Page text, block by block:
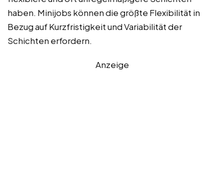
haben. Minijobs können die größte Flexibilität in
Bezug auf Kurzfristigkeit und Variabilität der
Schichten erfordern.
Anzeige